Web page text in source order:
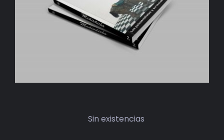
Sin existencias